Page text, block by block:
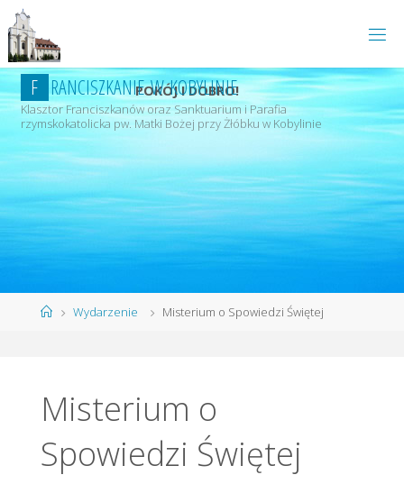
Przejdź
do
treści
F RANCISZKANIE W KOBYLINIE
Klasztor Franciszkanów oraz Sanktuarium i Parafia
rzymskokatolicka pw. Matki Bożej przy Żłóbku w Kobylinie
POKÓJ I DOBRO!
StronaWydarzenie Misterium o Spowiedzi Świętej
Misterium o
Spowiedzi Świętej